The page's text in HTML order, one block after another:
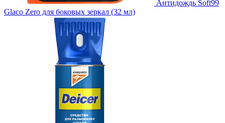
Антидождь Soft99
Glaco Zero для боковых зеркал (32 мл)